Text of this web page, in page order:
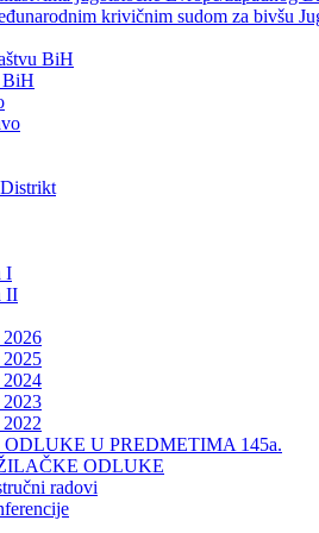
krivičnim sudom za bivšu
BiH
BiH
I
II
U PREDMETIMA 145a.
ODLUKE
radovi